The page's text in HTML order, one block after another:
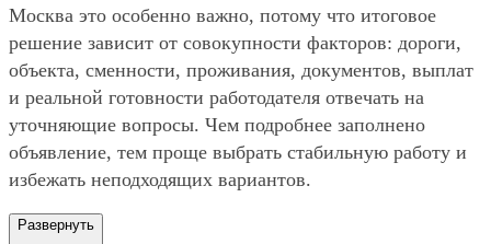
Москва это особенно важно, потому что итоговое
решение зависит от совокупности факторов: дороги,
объекта, сменности, проживания, документов, выплат
и реальной готовности работодателя отвечать на
уточняющие вопросы. Чем подробнее заполнено
объявление, тем проще выбрать стабильную работу и
избежать неподходящих вариантов.
Развернуть